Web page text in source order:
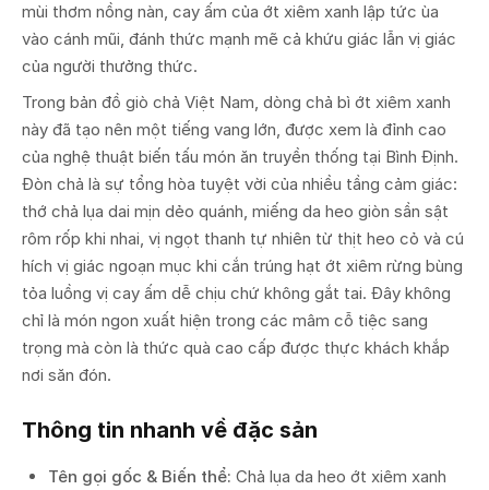
mùi thơm nồng nàn, cay ấm của ớt xiêm xanh lập tức ùa
vào cánh mũi, đánh thức mạnh mẽ cả khứu giác lẫn vị giác
của người thưởng thức.
Trong bản đồ giò chả Việt Nam, dòng chả bì ớt xiêm xanh
này đã tạo nên một tiếng vang lớn, được xem là đỉnh cao
của nghệ thuật biến tấu món ăn truyền thống tại Bình Định.
Đòn chả là sự tổng hòa tuyệt vời của nhiều tầng cảm giác:
thớ chả lụa dai mịn dẻo quánh, miếng da heo giòn sần sật
rôm rốp khi nhai, vị ngọt thanh tự nhiên từ thịt heo cỏ và cú
hích vị giác ngoạn mục khi cắn trúng hạt ớt xiêm rừng bùng
tỏa luồng vị cay ấm dễ chịu chứ không gắt tai. Đây không
chỉ là món ngon xuất hiện trong các mâm cỗ tiệc sang
trọng mà còn là thức quà cao cấp được thực khách khắp
nơi săn đón.
Thông tin nhanh về đặc sản
Tên gọi gốc & Biến thể: Chả lụa da heo ớt xiêm xanh